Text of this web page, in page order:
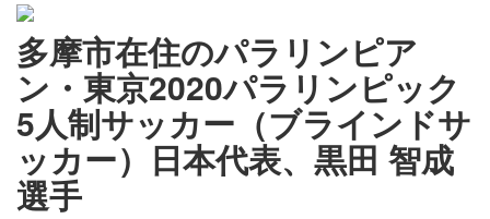
多摩市在住のパラリンピア
ン・東京2020パラリンピック
5人制サッカー（ブラインドサ
ッカー）日本代表、黒田 智成
選手